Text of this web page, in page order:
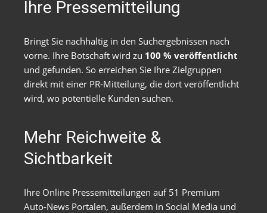
Ihre Pressemitteilung
Bringt Sie nachhaltig in den Suchergebnissen nach
vorne. Ihre Botschaft wird zu 100 % veröffentlicht
und gefunden. So erreichen Sie Ihre Zielgruppen
direkt mit einer PR-Mitteilung, die dort veröffentlicht
wird, wo potentielle Kunden suchen.
Mehr Reichweite &
Sichtbarkeit
Ihre Online Pressemitteilungen auf 51 Premium
Auto-News Portalen, außerdem in Social Media und